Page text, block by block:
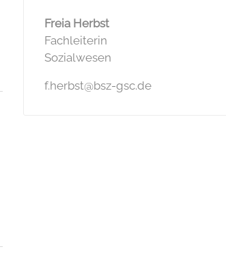
Freia Herbst
Fachleiterin
Sozialwesen
f.herbst@bsz-gsc.de